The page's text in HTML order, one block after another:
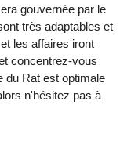
gouvernée par le
très adaptables et
les affaires iront
concentrez-vous
du Rat est optimale
n'hésitez pas à